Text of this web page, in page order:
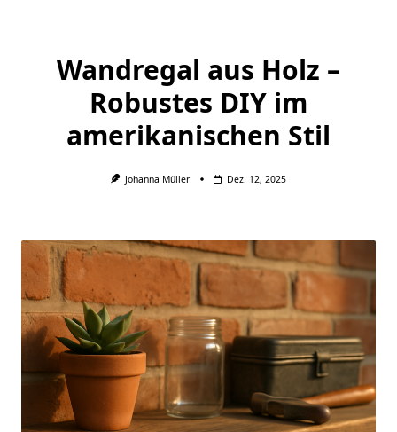
Wandregal aus Holz –
Robustes DIY im
amerikanischen Stil
Johanna Müller Dez. 12, 2025